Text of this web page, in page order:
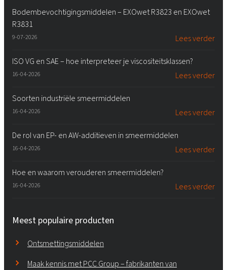
Bodembevochtigingsmiddelen – EXOwet R3823 en EXOwet
R3831
9-07-2026 Lees verder
ISO VG en SAE – hoe interpreteer je viscositeitsklassen?
16-04-2026 Lees verder
Soorten industriële smeermiddelen
16-04-2026 Lees verder
De rol van EP- en AW-additieven in smeermiddelen
16-04-2026 Lees verder
Hoe en waarom verouderen smeermiddelen?
16-04-2026 Lees verder
Meest populaire producten
Ontsmettingsmiddelen
Maak kennis met PCC Group – fabrikanten van